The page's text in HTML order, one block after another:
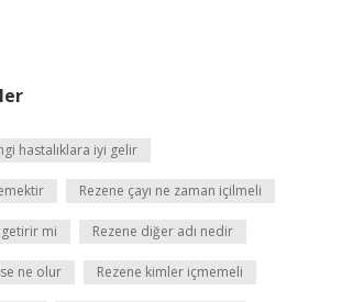
hastalıklara iyi gelir
Rezene çayı ne zaman içilmeli
getirir mi Rezene diğer adı nedir
ne olur Rezene kimler içmemeli